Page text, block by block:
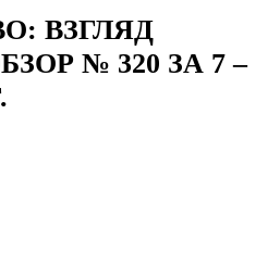
Italiano
ВЗГЛЯД
№ 320 ЗА 7 –